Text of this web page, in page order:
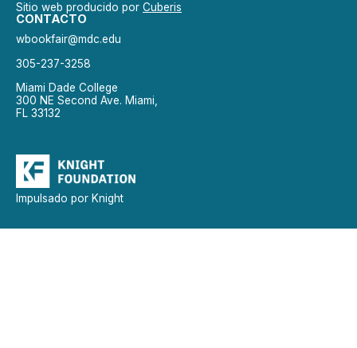
Sitio web producido por Cuberis
CONTACTO
wbookfair@mdc.edu
305-237-3258
Miami Dade College
300 NE Second Ave. Miami,
FL 33132
Impulsado por Knight